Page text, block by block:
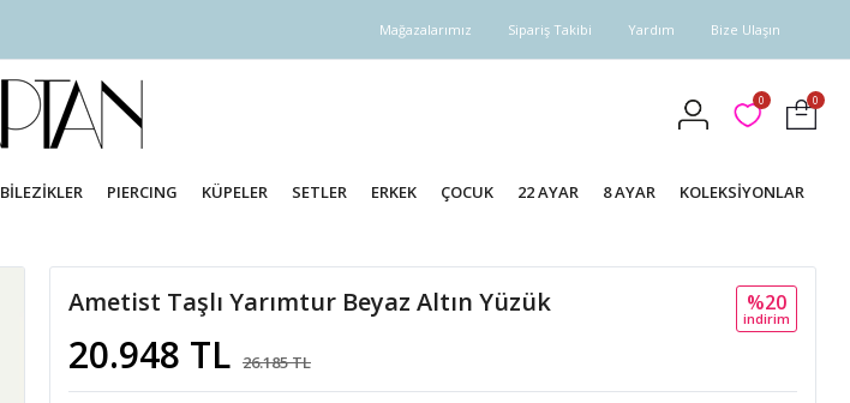
Mağazalarımız Sipariş Takibi Yardım Bize Ulaşın
0 0
BİLEZİKLER PIERCING KÜPELER SETLER ERKEK ÇOCUK 22 AYAR 8 AYAR KOLEKSİYONLAR
Ametist Taşlı Yarımtur Beyaz Altın Yüzük
20.948 TL 26.185 TL
%20
i̇ndi̇ri̇m